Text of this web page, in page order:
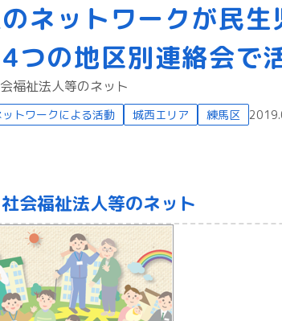
ネットワークが民
つの地区別連絡会で
福祉法人等のネット
トワークによる活動 城西エリア 練馬区
会福祉法人等のネット